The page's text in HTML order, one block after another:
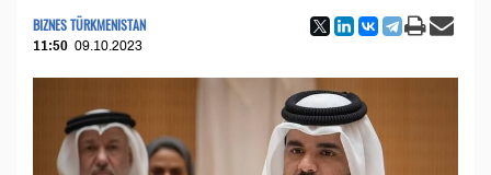
BIZNES TÜRKMENISTAN
11:50 09.10.2023